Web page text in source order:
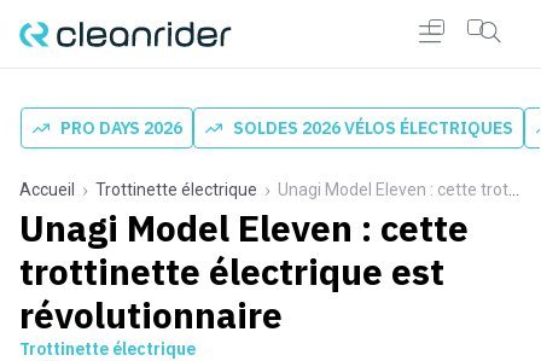
PRO DAYS 2026 SOLDES 2026 VÉLOS ÉLECTRIQUES
Accueil Trottinette électrique Unagi Model Eleven : cette trottinette électrique est révolutionnaire
Unagi Model Eleven : cette
trottinette électrique est
révolutionnaire
Trottinette électrique